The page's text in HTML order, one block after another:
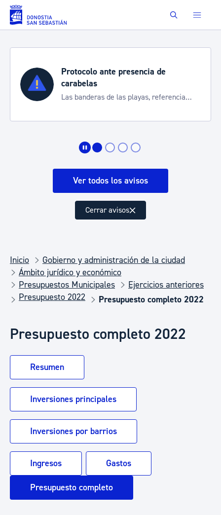
Saltar al contenido principal Buscar
Protocolo ante presencia de
carabelas
Las banderas de las playas, referencia
Ver todos los avisos
Cerrar avisos
Inicio
Gobierno y administración de la ciudad
Ámbito jurídico y económico
Presupuestos Municipales
Ejercicios anteriores
Presupuesto 2022
Presupuesto completo 2022
Presupuesto completo 2022
Resumen
Inversiones principales
Inversiones por barrios
Ingresos Gastos
Presupuesto completo